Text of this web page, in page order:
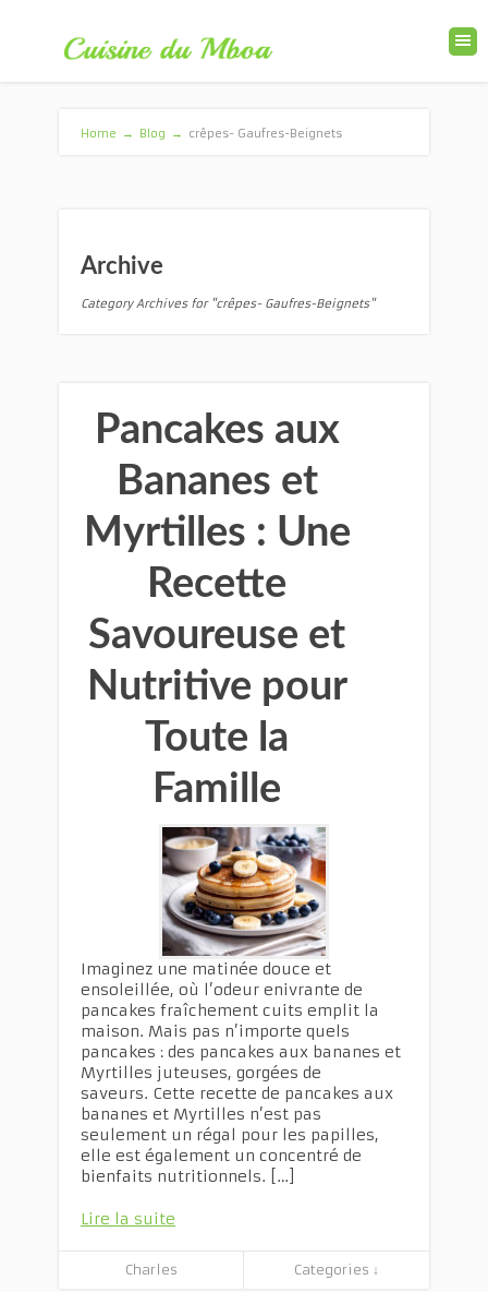
Home → Blog → crêpes- Gaufres-Beignets
Archive
Category Archives for "crêpes- Gaufres-Beignets"
Pancakes aux
Bananes et
Myrtilles : Une
Recette
Savoureuse et
Nutritive pour
Toute la
Famille
Imaginez une matinée douce et
ensoleillée, où l’odeur enivrante de
pancakes fraîchement cuits emplit la
maison. Mais pas n’importe quels
pancakes : des pancakes aux bananes et
Myrtilles juteuses, gorgées de
saveurs. Cette recette de pancakes aux
bananes et Myrtilles n’est pas
seulement un régal pour les papilles,
elle est également un concentré de
bienfaits nutritionnels. […]
Lire la suite
Charles Categories ↓